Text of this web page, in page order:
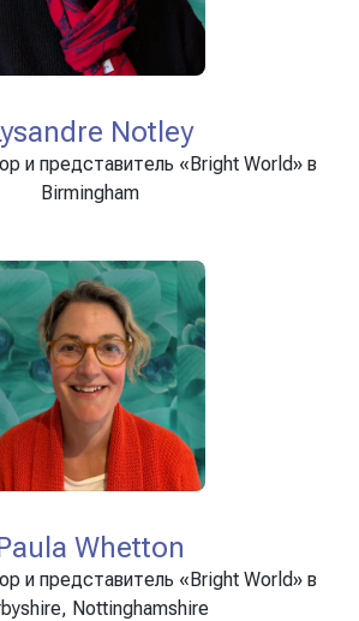
Notley
и представитель «Bright World» в
Birmingham
Whetton
и представитель «Bright World» в
Nottinghamshire